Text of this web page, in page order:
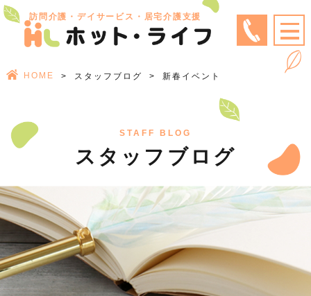
訪問介護・デイサービス・居宅介護支援
HOME スタッフブログ 新春イベント
STAFF BLOG
スタッフブログ